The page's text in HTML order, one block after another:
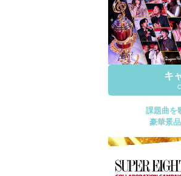
キ
課題曲を
豪華景